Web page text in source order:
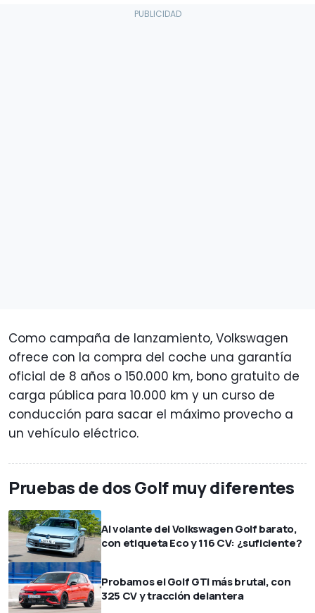
Como campaña de lanzamiento, Volkswagen
ofrece con la compra del coche una garantía
oficial de 8 años o 150.000 km, bono gratuito de
carga pública para 10.000 km y un curso de
conducción para sacar el máximo provecho a
un vehículo eléctrico.
Pruebas de dos Golf muy diferentes
Al volante del Volkswagen Golf barato,
con etiqueta Eco y 116 CV: ¿suficiente?
Probamos el Golf GTI más brutal, con
325 CV y tracción delantera